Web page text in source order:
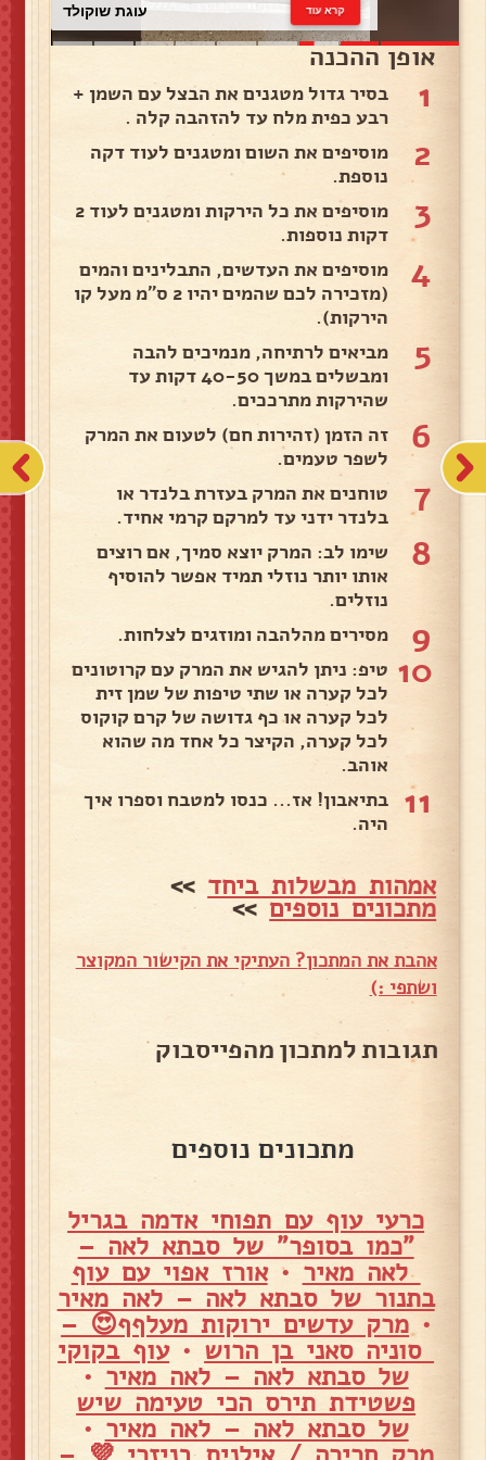
עוגת שוקולד קרא עוד
אופן ההכנה
1
בסיר גדול מטגנים את הבצל עם השמן +
רבע כפית מלח עד להזהבה קלה .
2
מוסיפים את השום ומטגנים לעוד דקה
נוספת.
3
מוסיפים את כל הירקות ומטגנים לעוד 2
דקות נוספות.
4
מוסיפים את העדשים, התבלינים והמים
(מזכירה לכם שהמים יהיו 2 ס"מ מעל קו
הירקות).
5
מביאים לרתיחה, מנמיכים להבה
ומבשלים במשך 40-50 דקות עד
שהירקות מתרככים.
6
זה הזמן (זהירות חם) לטעום את המרק
לשפר טעמים.
7
טוחנים את המרק בעזרת בלנדר או
בלנדר ידני עד למרקם קרמי אחיד.
8
שימו לב: המרק יוצא סמיך, אם רוצים
אותו יותר נוזלי תמיד אפשר להוסיף
נוזלים.
9 מסירים מהלהבה ומוזגים לצלחות.
10 טיפ: ניתן להגיש את המרק עם קרוטונים
לכל קערה או שתי טיפות של שמן זית
לכל קערה או כף גדושה של קרם קוקוס
לכל קערה, הקיצר כל אחד מה שהוא
אוהב.
11
בתיאבון! אז... כנסו למטבח וספרו איך
היה.
אמהות מבשלות ביחד >>
מתכונים נוספים>>
אהבת את המתכון? העתיקי את הקישור המקוצר
ושתפי :)
תגובות למתכון מהפייסבוק
מתכונים נוספים
כרעי עוף עם תפוחי אדמה בגריל
"כמו בסופר" של סבתא לאה –
לאה מאיר •אורז אפוי עם עוף
בתנור של סבתא לאה – לאה מאיר
•מרק עדשים ירוקות מעלףף😍 –
סוניה סאני בן הרוש •עוף בקוקי
של סבתא לאה – לאה מאיר •
פשטידת תירס הכי טעימה שיש
של סבתא לאה – לאה מאיר •